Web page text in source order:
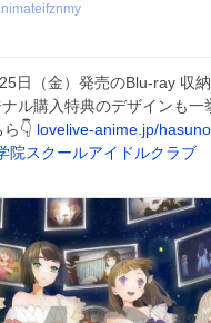
日（金）発売のBlu-ray 収
ル購入特典のデザインも一
👇 lovelive-anime.jp/
院スクールアイドルクラブ